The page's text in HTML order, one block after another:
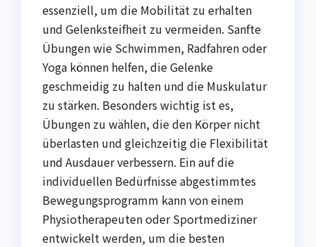
essenziell, um die Mobilität zu erhalten
und Gelenksteifheit zu vermeiden. Sanfte
Übungen wie Schwimmen, Radfahren oder
Yoga können helfen, die Gelenke
geschmeidig zu halten und die Muskulatur
zu stärken. Besonders wichtig ist es,
Übungen zu wählen, die den Körper nicht
überlasten und gleichzeitig die Flexibilität
und Ausdauer verbessern. Ein auf die
individuellen Bedürfnisse abgestimmtes
Bewegungsprogramm kann von einem
Physiotherapeuten oder Sportmediziner
entwickelt werden, um die besten